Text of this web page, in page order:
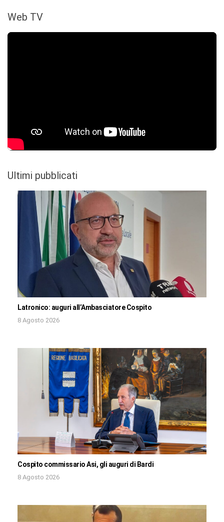
Web TV
Ultimi pubblicati
Latronico: auguri all’Ambasciatore Cospito
8 Agosto 2026
Cospito commissario Asi, gli auguri di Bardi
8 Agosto 2026